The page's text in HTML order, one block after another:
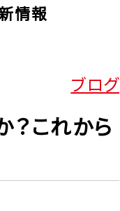
情報
ブログ
？これから